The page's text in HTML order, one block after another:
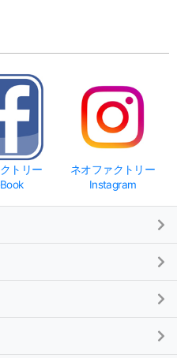
トリー
ネオファクトリー
Instagram